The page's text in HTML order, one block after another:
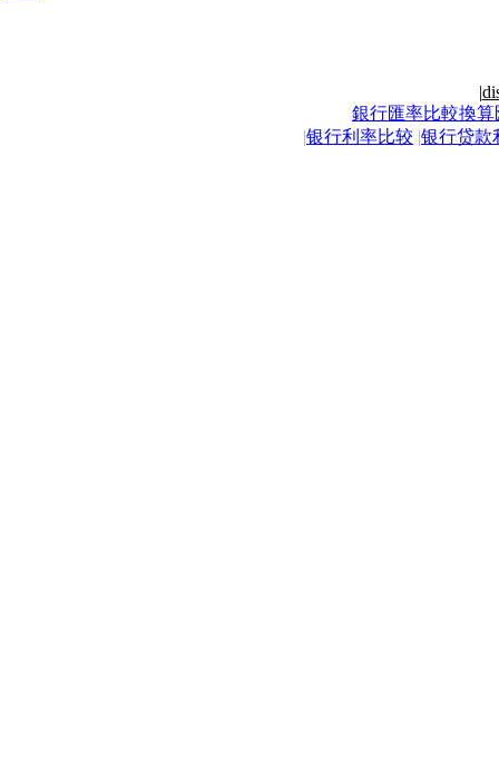
|
銀行匯率比較換算
|银行利率比较 |银行贷款